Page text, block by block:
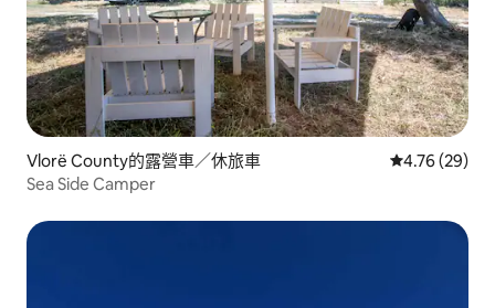
Vlorë County的露營車／休旅車 從 29 則評價
4.76 (29)
Sea Side Camper